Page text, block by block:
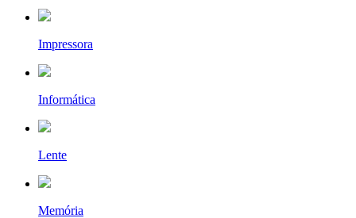
Impressora
Informática
Lente
Memória